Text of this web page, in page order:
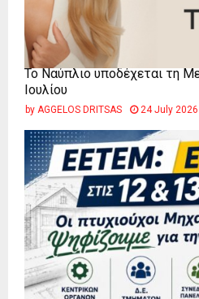
Το Ναύπλιο υποδέχεται τη
Ιουλίου
by AGGELOS DRITSAS 24 July 2026